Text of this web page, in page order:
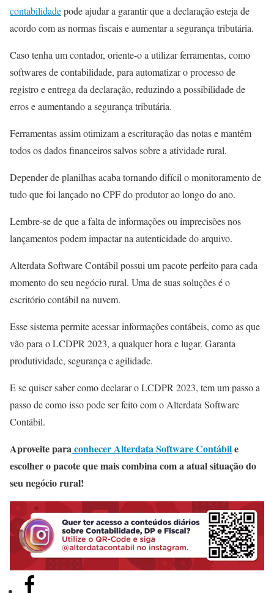
contabilidadepode ajudar a garantir que a declaração esteja de
acordo com as normas fiscais e aumentar a segurança tributária.
Caso tenha um contador, oriente-o a utilizar ferramentas, como
softwares de contabilidade, para automatizar o processo de
registro e entrega da declaração, reduzindo a possibilidade de
erros e aumentando a segurança tributária.
Ferramentas assim otimizam a escrituração das notas e mantêm
todos os dados financeiros salvos sobre a atividade rural.
Depender de planilhas acaba tornando difícil o monitoramento de
tudo que foi lançado no CPF do produtor ao longo do ano.
Lembre-se de que a falta de informações ou imprecisões nos
lançamentos podem impactar na autenticidade do arquivo.
Alterdata Software Contábil possui um pacote perfeito para cada
momento do seu negócio rural. Uma de suas soluções é o
escritório contábil na nuvem.
Esse sistema permite acessar informações contábeis, como as que
vão para o LCDPR 2023, a qualquer hora e lugar. Garanta
produtividade, segurança e agilidade.
E se quiser saber como declarar o LCDPR 2023, tem um passo a
passo de como isso pode ser feito com o Alterdata Software
Contábil.
Aproveite paraconhecer Alterdata Software Contábile
escolher o pacote que mais combina com a atual situação do
seu negócio rural!